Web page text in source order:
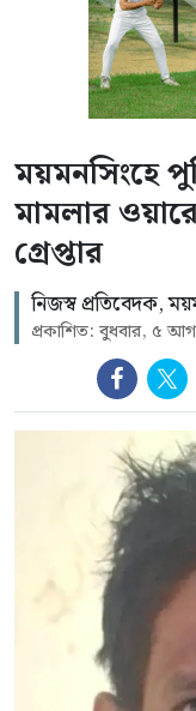
ময়মনসিংহে
মামলার
গ্রেপ্তার
নিজস্ব প্রতিবেদক,
প্রকাশিত: বুধবার, ৫